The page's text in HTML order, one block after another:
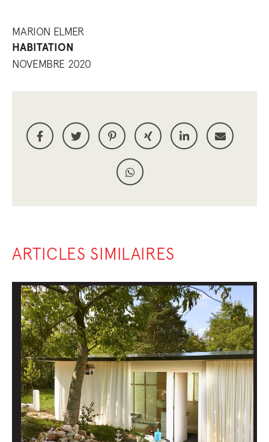
MARION ELMER
HABITATION
NOVEMBRE 2020
ARTICLES SIMILAIRES